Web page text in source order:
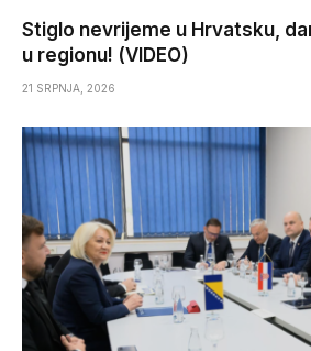
Stiglo nevrijeme u Hrvatsku,
u regionu! (VIDEO)
21 SRPNJA, 2026